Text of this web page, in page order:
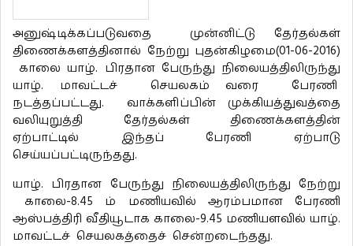
அனுஷ்டிக்கப்படுவதை முன்னிட்டு தேர்தல்கள்
திணைக்களத்தினால் நேற்று புதன்கிழமை(01-06-2016)
காலை யாழ். பிரதான பேருந்து நிலையத்திலிருந்து
யாழ். மாவட்டச் செயலகம் வரை பேரணி
நடத்தப்பட்டது. வாக்களிப்பின் முக்கியத்துவத்தை
வலியுறுத்தி தேர்தல்கள் திணைக்களத்தின்
ஏற்பாட்டில் இந்தப் பேரணி ஏற்பாடு
செய்யப்பட்டிருந்தது.
யாழ். பிரதான பேருந்து நிலையத்திலிருந்து நேற்று
காலை-8.45 ம் மணியவில் ஆரம்பமான பேரணி
ஆஸ்பத்திரி வீதியூடாக காலை-9.45 மணியளவில் யாழ்.
மாவட்டச் செயலகத்தைச் சென்றடைந்தது.